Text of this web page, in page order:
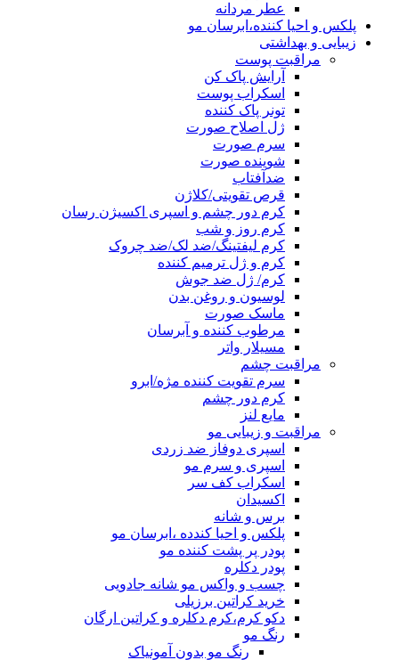
عطر مردانه
پلکس و احیا کننده،ابرسان مو
زیبایی و بهداشتی
مراقبت پوست
آرایش پاک کن
اسکراب پوست
تونر پاک کننده
ژل اصلاح صورت
سرم صورت
شوینده صورت
ضدآفتاب
قرص تقویتی/کلاژن
کرم دور چشم و اسپری اکسیژن رسان
کرم روز و شب
کرم لیفتینگ/ضد لک/ضد چروک
کرم و ژل ترمیم کننده
کرم/ ژل ضد جوش
لوسیون و روغن بدن
ماسک صورت
مرطوب کننده و آبرسان
مسیلار واتر
مراقبت چشم
سرم تقویت کننده مژه/ابرو
کرم دور چشم
مایع لنز
مراقبت و زیبایی مو
اسپری دوفاز ضد زردی
اسپری و سرم مو
اسکراب کف سر
اکسیدان
برس و شانه
پلکس و احیا کندده ،ابرسان مو
پودر پر پشت کننده مو
پودر دکلره
چسب و واکس مو شانه جادویی
خرید کراتین برزیلی
دکو کرم،کرم دکلره و کراتین ارگان
رنگ مو
رنگ مو بدون آمونیاک